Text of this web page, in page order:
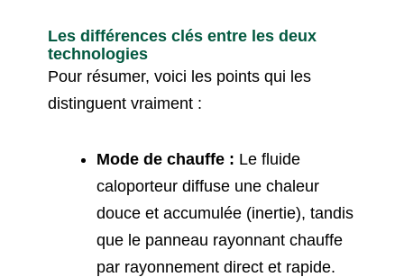
Les différences clés entre les deux
technologies
Pour résumer, voici les points qui les
distinguent vraiment :
Mode de chauffe : Le fluide
caloporteur diffuse une chaleur
douce et accumulée (inertie), tandis
que le panneau rayonnant chauffe
par rayonnement direct et rapide.